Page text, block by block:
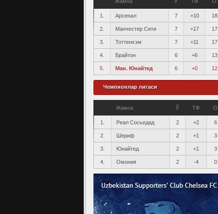
1. Арсенал 7 +10 18
2. Манчестер Сити 7 +17 17
3. Тоттенхэм 7 +11 17
4. Брайтон 6 +6 13
5. Ман. Юнайтед 6 +0 12
Чемпионлар лигаси
Жамоа Ў ТФ О
1. Реал Сосьедад 2 +2 6
2. Шериф 2 +1 3
3. Юнайтед 2 +1 3
4. Омония 2 -4 0